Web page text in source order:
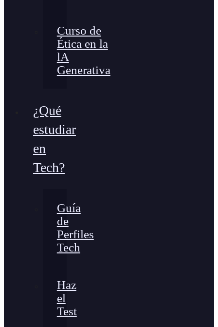
Curso de
Ética en la
lA
Generativa
¿Qué
estudiar
en
Tech?
Guía
de
Perfiles
Tech
Haz
el
Test